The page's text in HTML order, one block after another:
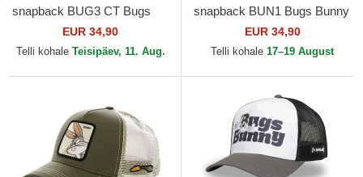
snapback BUG3 CT Bugs
Bunny Looney Tunes
Capslab
EUR 34,90
Telli kohale Teisipäev, 11. Aug.
snapback BUN1 Bugs Bunny
Looney Tunes Capslab
EUR 34,90
Telli kohale 17–19 August